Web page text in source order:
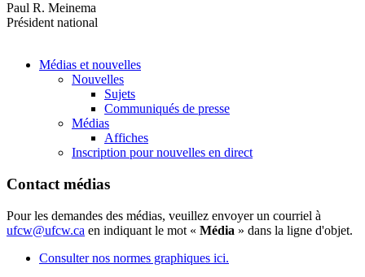
Paul R. Meinema
Président national
Médias et nouvelles
Nouvelles
Sujets
Communiqués de presse
Médias
Affiches
Inscription pour nouvelles en direct
Contact médias
Pour les demandes des médias, veuillez envoyer un courriel à
ufcw@ufcw.ca en indiquant le mot « Média » dans la ligne d'objet.
Consulter nos normes graphiques ici.